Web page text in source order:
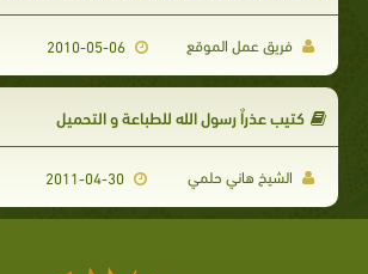
فريق عمل الموقع
كتيب عذراٌ رسول الله للطباعة و التحميل
الشيخ هاني حلمي